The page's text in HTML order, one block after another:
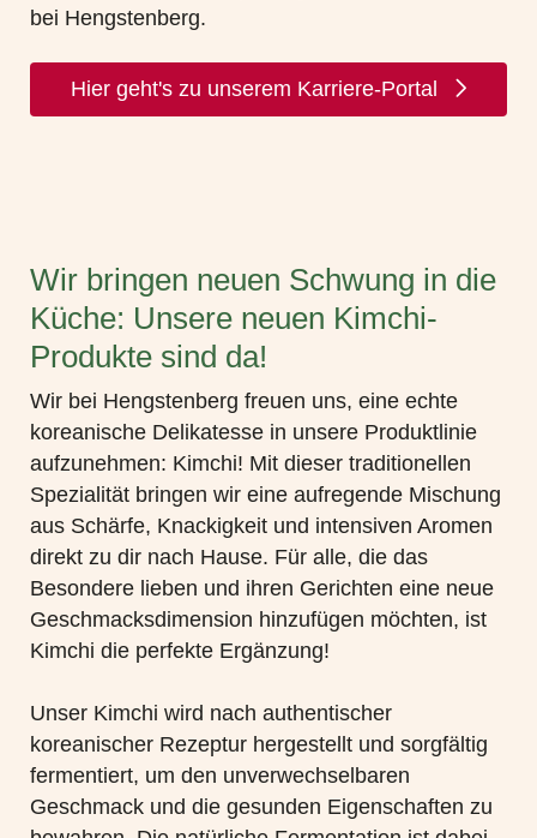
bei Hengstenberg.
Hier geht's zu unserem Karriere-Portal
Wir bringen neuen Schwung in die
Küche: Unsere neuen Kimchi-
Produkte sind da!
Wir bei Hengstenberg freuen uns, eine echte
koreanische Delikatesse in unsere Produktlinie
aufzunehmen: Kimchi! Mit dieser traditionellen
Spezialität bringen wir eine aufregende Mischung
aus Schärfe, Knackigkeit und intensiven Aromen
direkt zu dir nach Hause. Für alle, die das
Besondere lieben und ihren Gerichten eine neue
Geschmacksdimension hinzufügen möchten, ist
Kimchi die perfekte Ergänzung!
Unser Kimchi wird nach authentischer
koreanischer Rezeptur hergestellt und sorgfältig
fermentiert, um den unverwechselbaren
Geschmack und die gesunden Eigenschaften zu